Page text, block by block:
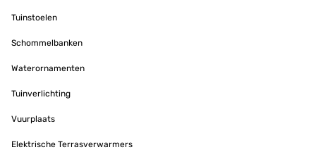
Tuinstoelen
Schommelbanken
Waterornamenten
Tuinverlichting
Vuurplaats
Elektrische Terrasverwarmers